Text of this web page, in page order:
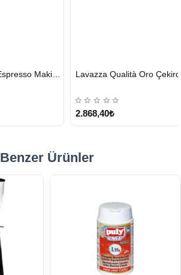
Puly Caff Plus Espresso Makinesi Temizleyici Tablet 100 x 1.35 G
GÖNDERİ
Lavazza Qualità Oro Çekirdek Kahve 1 KG x 2
2.868,40₺
Benzer Ürünler